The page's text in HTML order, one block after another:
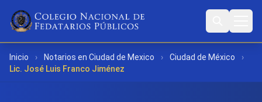
Inicio › Notarios en Ciudad de Mexico › Ciudad de México
›
Lic. José Luis Franco Jiménez